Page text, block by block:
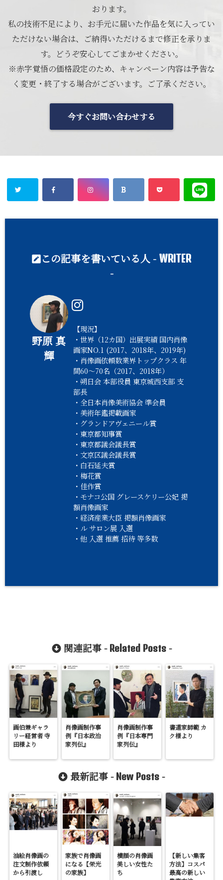
おります。
私の技術不足により、お手元に届いた作品を気に入ってい
ただけない場合は、ご納得いただけるまで修正を承りま
す。どうぞ安心してごまかせください。
※赤字覚悟の価格設定のため、キャンペーン内容は予告な
く変更・終了する場合がございます。ご了承ください。
今すぐお問い合わせする
この記事を書いている人 - WRITER
-
野原 真
輝
【現況】
・世界（12カ国）出展実績 国内肖像
画家NO.1 (2017、2018年、2019年)
・肖像画依頼数業界トップクラス 年
間60〜70名（2017、2018年）
・朔日会 本部役員 東京城西支部 支
部長
・全日本肖像美術協会 準会員
・美術年鑑掲載画家
・グランドアヴェニール賞
・東京都知事賞
・東京都議会議長賞
・文京区議会議長賞
・白石延夫賞
・梅花賞
・佳作賞
・モナコ公国 グレースケリー公妃 掲
額肖像画家
・経済産業大臣 掲額肖像画家
・ル サロン展 入選
・他 入選 推薦 招待 等多数
関連記事 - Related Posts-
画伯兼ギャラ
リー経営者 寺
田様より
肖像画制作事
例『日本政治
家列伝』
肖像画制作事
例『日本専門
家列伝』
書道家師範 カ
ク様より
最新記事 - New Posts -
油絵肖像画の
注文制作依頼
から引渡し
家族で肖像画
になる【栄光
の家族】
横顔の肖像画
美しい女性た
ち
【新しい集客
方法】コスパ
最高の新しい